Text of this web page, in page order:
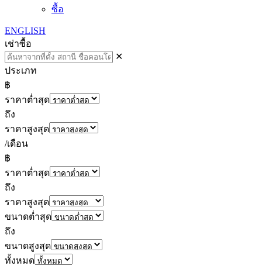
ซื้อ
ENGLISH
เช่าซื้อ
✕
ประเภท
฿
ราคาต่ำสุด
ถึง
ราคาสูงสุด
/เดือน
฿
ราคาต่ำสุด
ถึง
ราคาสูงสุด
ขนาดต่ำสุด
ถึง
ขนาดสูงสุด
ทั้งหมด